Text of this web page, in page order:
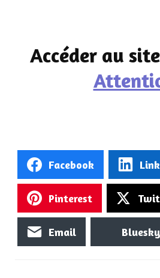
Accéder au site
Facebook
Pinterest
Email Bluesky